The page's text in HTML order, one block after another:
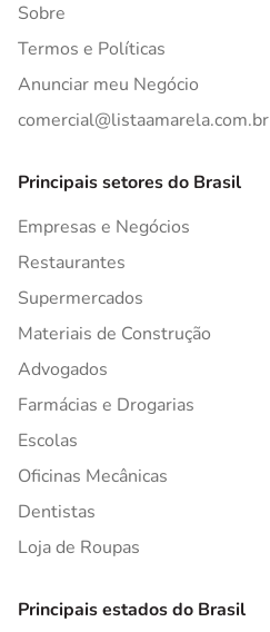
Sobre
Termos e Políticas
Anunciar meu Negócio
comercial@listaamarela.com.br
Principais setores do Brasil
Empresas e Negócios
Restaurantes
Supermercados
Materiais de Construção
Advogados
Farmácias e Drogarias
Escolas
Oficinas Mecânicas
Dentistas
Loja de Roupas
Principais estados do Brasil